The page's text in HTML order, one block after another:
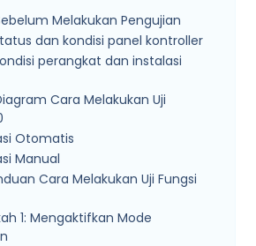
Melakukan Pengujian
dan kondisi panel kontroller
perangkat dan instalasi
Cara Melakukan Uji
Otomatis
Manual
Cara Melakukan Uji Fungsi
1: Mengaktifkan Mode